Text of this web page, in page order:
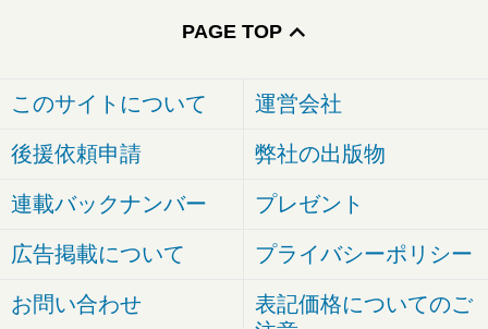
PAGE TOP
このサイトについて 運営会社
後援依頼申請 弊社の出版物
連載バックナンバー プレゼント
広告掲載について プライバシーポリシー
お問い合わせ
表記価格についてのご